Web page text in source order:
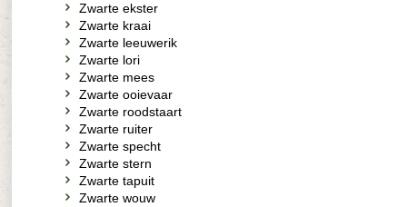
Zwarte ekster
Zwarte kraai
Zwarte leeuwerik
Zwarte lori
Zwarte mees
Zwarte ooievaar
Zwarte roodstaart
Zwarte ruiter
Zwarte specht
Zwarte stern
Zwarte tapuit
Zwarte wouw